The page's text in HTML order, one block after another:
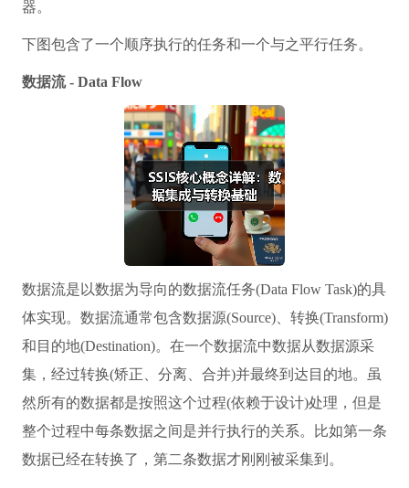
器。
下图包含了一个顺序执行的任务和一个与之平行任务。
数据流 - Data Flow
数据流是以数据为导向的数据流任务(Data Flow Task)的具
体实现。数据流通常包含数据源(Source)、转换(Transform)
和目的地(Destination)。在一个数据流中数据从数据源采
集，经过转换(矫正、分离、合并)并最终到达目的地。虽
然所有的数据都是按照这个过程(依赖于设计)处理，但是
整个过程中每条数据之间是并行执行的关系。比如第一条
数据已经在转换了，第二条数据才刚刚被采集到。